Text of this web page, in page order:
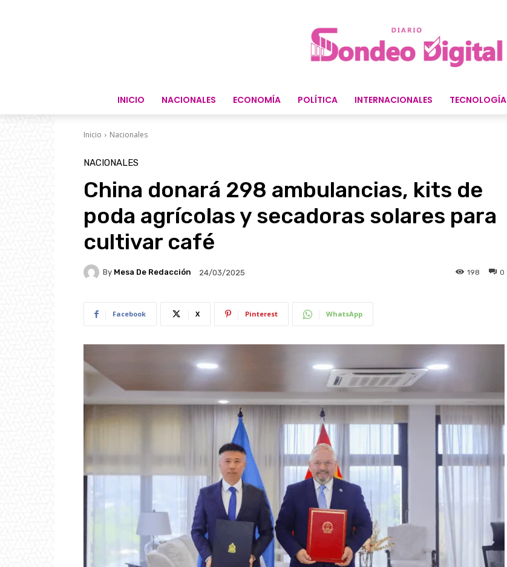
INICIO NACIONALES ECONOMÍA POLÍTICA INTERNACIONALES TECNOLOGÍA
Inicio Nacionales
NACIONALES
China donará 298 ambulancias, kits de
poda agrícolas y secadoras solares para
cultivar café
By Mesa De Redacción 24/03/2025 0
198
Facebook X Pinterest WhatsApp